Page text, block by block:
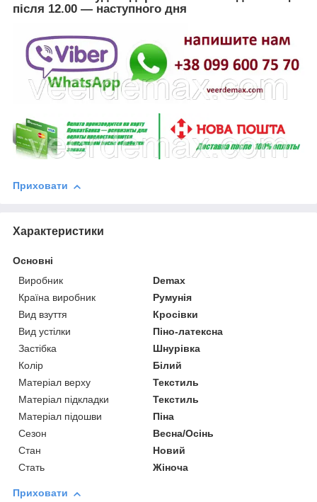
після 12.00 — наступного дня
Приховати
Характеристики
Основні
Виробник
Demax
Країна виробник
Румунія
Вид взуття
Кросівки
Вид устілки
Піно-латексна
Застібка
Шнурівка
Колір
Білий
Матеріал верху
Текстиль
Матеріал підкладки
Текстиль
Матеріал підошви
Піна
Сезон
Весна/Осінь
Стан
Новий
Стать
Жіноча
Приховати